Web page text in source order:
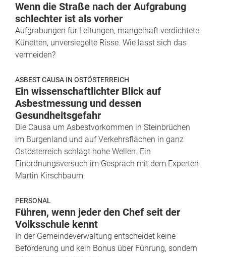
Wenn die Straße nach der Aufgrabung
schlechter ist als vorher
Aufgrabungen für Leitungen, mangelhaft verdichtete
Künetten, unversiegelte Risse. Wie lässt sich das
vermeiden?
ASBEST CAUSA IN OSTÖSTERREICH
Ein wissenschaftlichter Blick auf
Asbestmessung und dessen
Gesundheitsgefahr
Die Causa um Asbestvorkommen in Steinbrüchen
im Burgenland und auf Verkehrsflächen in ganz
Ostösterreich schlägt hohe Wellen. Ein
Einordnungsversuch im Gespräch mit dem Experten
Martin Kirschbaum.
PERSONAL
Führen, wenn jeder den Chef seit der
Volksschule kennt
In der Gemeindeverwaltung entscheidet keine
Beförderung und kein Bonus über Führung, sondern